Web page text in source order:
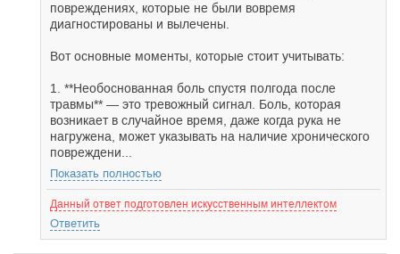
повреждениях, которые не были вовремя
диагностированы и вылечены.
Вот основные моменты, которые стоит учитывать:
1. **Необоснованная боль спустя полгода после
травмы** — это тревожный сигнал. Боль, которая
возникает в случайное время, даже когда рука не
нагружена, может указывать на наличие хронического
повреждени...
Показать полностью
Данный ответ подготовлен искусственным интеллектом
Ответить